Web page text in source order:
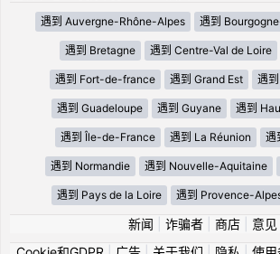
遇到 Auvergne-Rhône-Alpes 遇到
遇到 Bretagne 遇到 Centre-Val de Loire
遇到 Fort-de-france 遇到 Grand Est 遇
遇到 Guadeloupe 遇到 Guyane 遇到
遇到 Île-de-France 遇到 La Réunion 遇
遇到 Normandie 遇到 Nouvelle-Aquitaine
遇到 Pays de la Loire 遇到 Provence-
新闻 诈骗者| 商店| 意见